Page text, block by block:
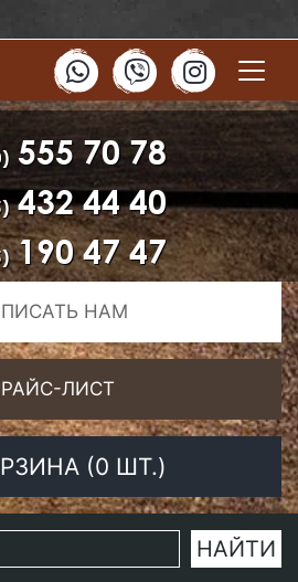
555 70 78
432 44 40
190 47 47
НАМ
ЛИСТ
(0 ШТ.)